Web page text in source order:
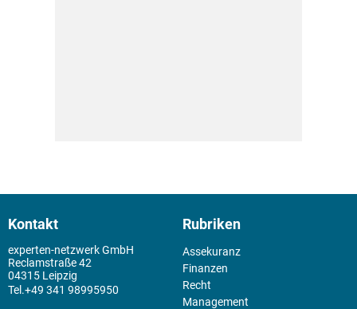
Kontakt
experten-netzwerk GmbH
Reclamstraße 42
04315 Leipzig
+49 341 98995950
Rubriken
Assekuranz
Finanzen
Recht
Management